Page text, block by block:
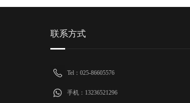
联系方式
Tel：025-86605576
手机：13236521296